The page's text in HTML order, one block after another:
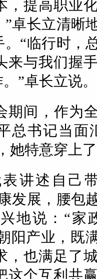
，提高职业
”卓长立清晰
“临行时，
来与我们握
”卓长立说。
间，作为
总书记当面
她特意穿上
述自己带
发展，腰包
地说：“家
阳产业，既
，也满足了
这个互利共